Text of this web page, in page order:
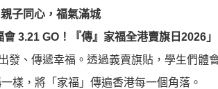
子同心，福氣滿城
會3.21 GO ！『傳』家福全港賣旗日 2026 」
發、傳遞幸福。透過義賣旗貼，學生們
樣，將「家福」傳遍香港每一個角落。